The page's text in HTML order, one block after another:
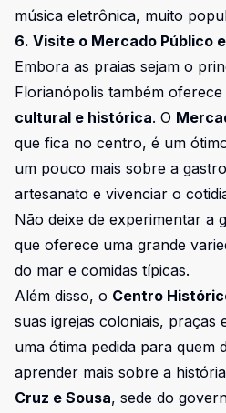
música eletrônica, muito
6. Visite o Mercado Público
Embora as praias sejam o
Florianópolis também
cultural e histórica. O
que fica no centro, é um
um pouco mais sobre a
artesanato e vivenciar o
Não deixe de experimentar a
que oferece uma grande
do mar e comidas típicas.
Além disso, o Centro
suas igrejas coloniais, praças
uma ótima pedida para quem
aprender mais sobre a
Cruz e Sousa, sede do